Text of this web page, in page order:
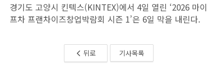
경기도 고양시 킨텍스(KINTEX)에서 4일 열린 ‘2026 마이
프차 프랜차이즈창업박람회 시즌 1’은 6일 막을 내린다.
뒤로 기사목록